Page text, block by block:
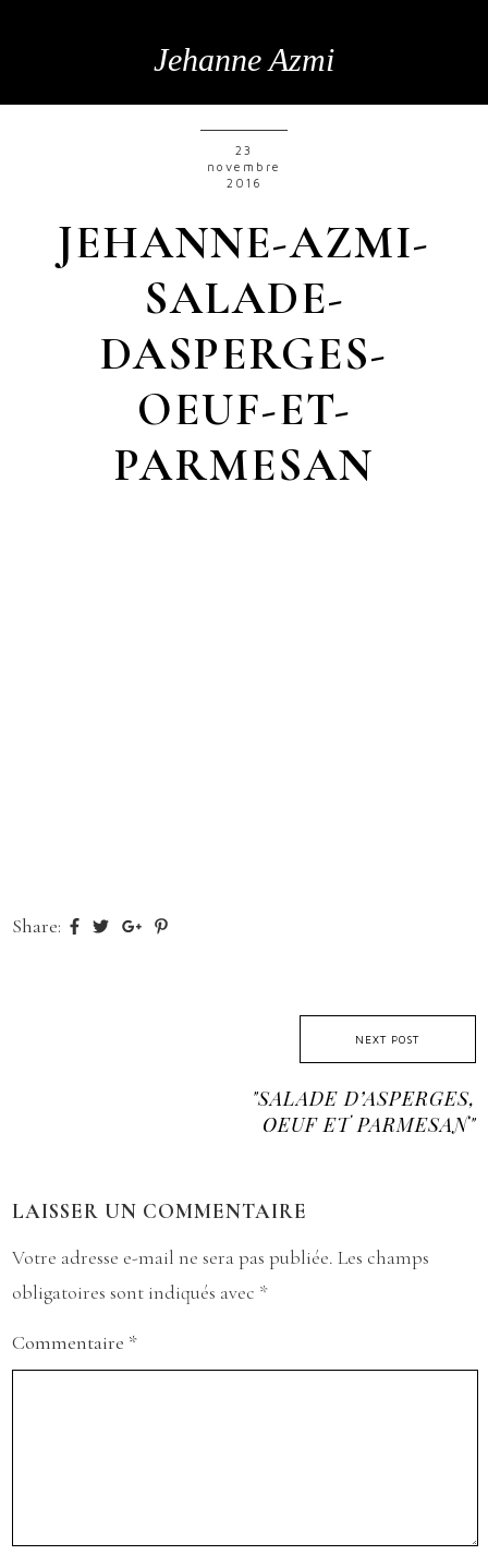
Jehanne Azmi
23
novembre
2016
JEHANNE-AZMI-
SALADE-
DASPERGES-
OEUF-ET-
PARMESAN
Share:
NEXT POST
"SALADE D’ASPERGES,
OEUF ET PARMESAN"
LAISSER UN COMMENTAIRE
Votre adresse e-mail ne sera pas publiée. Les champs
obligatoires sont indiqués avec *
Commentaire *